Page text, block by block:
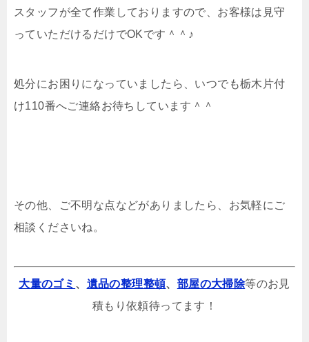
スタッフが全て作業しておりますので、お客様は見守
っていただけるだけでOKです＾＾♪
処分にお困りになっていましたら、いつでも栃木片付
け110番へご連絡お待ちしています＾＾
その他、ご不明な点などがありましたら、お気軽にご
相談くださいね。
大量のゴミ 、 遺品の整理整頓、 部屋の大掃除等のお見
積もり依頼待ってます！